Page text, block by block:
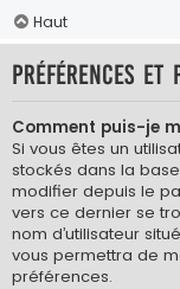
Haut
Préférences et
Comment puis-je
Si vous êtes un
stockés dans la
modifier depuis le
vers ce dernier se
nom d’utilisateur
vous permettra de
préférences.